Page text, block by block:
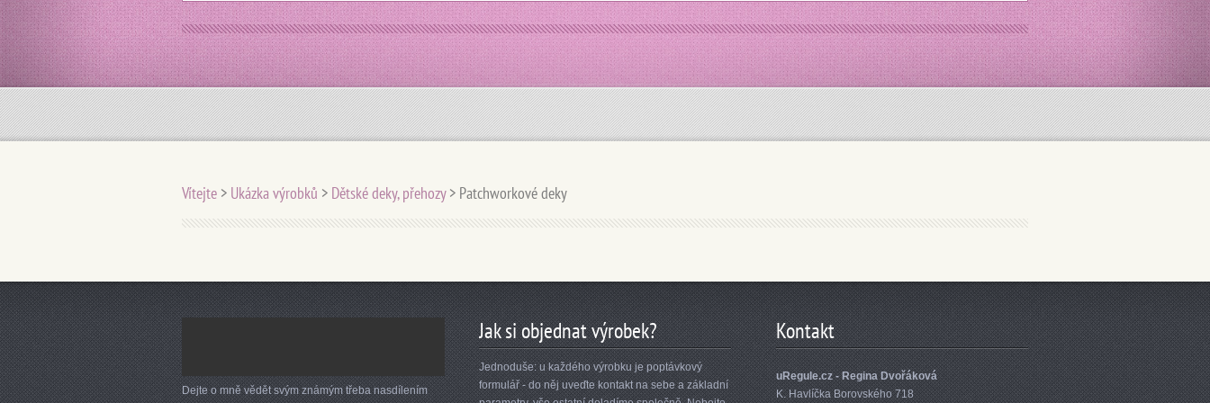
Vítejte > Ukázka výrobků > Dětské deky, přehozy > Patchworkové deky
Dejte o mně vědět svým známým třeba nasdílením
Jak si objednat výrobek?
Jednoduše: u každého výrobku je poptávkový
formulář - do něj uveďte kontakt na sebe a základní
Kontakt
uRegule.cz - Regina Dvořáková
K. Havlíčka Borovského 718